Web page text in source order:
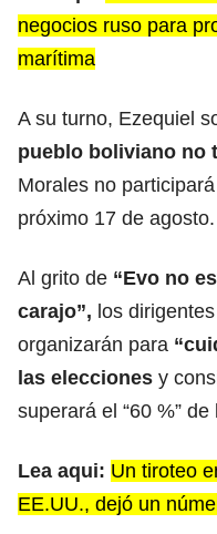
negocios ruso para
marítima
A su turno, Ezequiel
pueblo boliviano no
Morales no
próximo 17 de agosto.
Al grito de “Evo no
carajo”, los
organizarán para
las elecciones y
superará el “60 %”
Lea aqui: Un tiroteo
EE.UU., dejó un